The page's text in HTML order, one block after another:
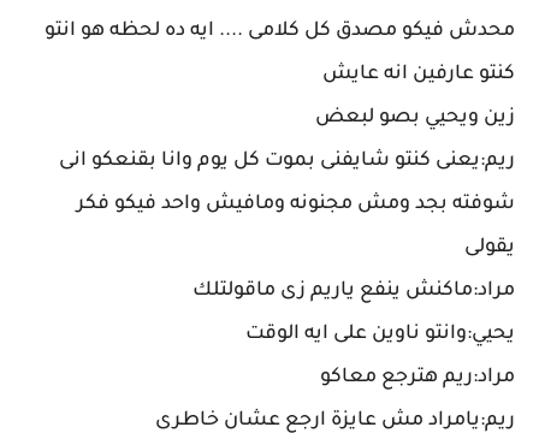
محدش فيكو مصدق كل كلامى .... ايه ده لحظه هو انتو
كنتو عارفين انه عايش
زين ويحيي بصو لبعض
ريم:يعنى كنتو شايفنى بموت كل يوم وانا بقنعكو انى
شوفته بجد ومش مجنونه ومافيش واحد فيكو فكر
يقولى
مراد:ماكنش ينفع ياريم زى ماقولتلك
يحيي:وانتو ناوين على ايه الوقت
مراد:ريم هترجع معاكو
ريم:يامراد مش عايزة ارجع عشان خاطرى